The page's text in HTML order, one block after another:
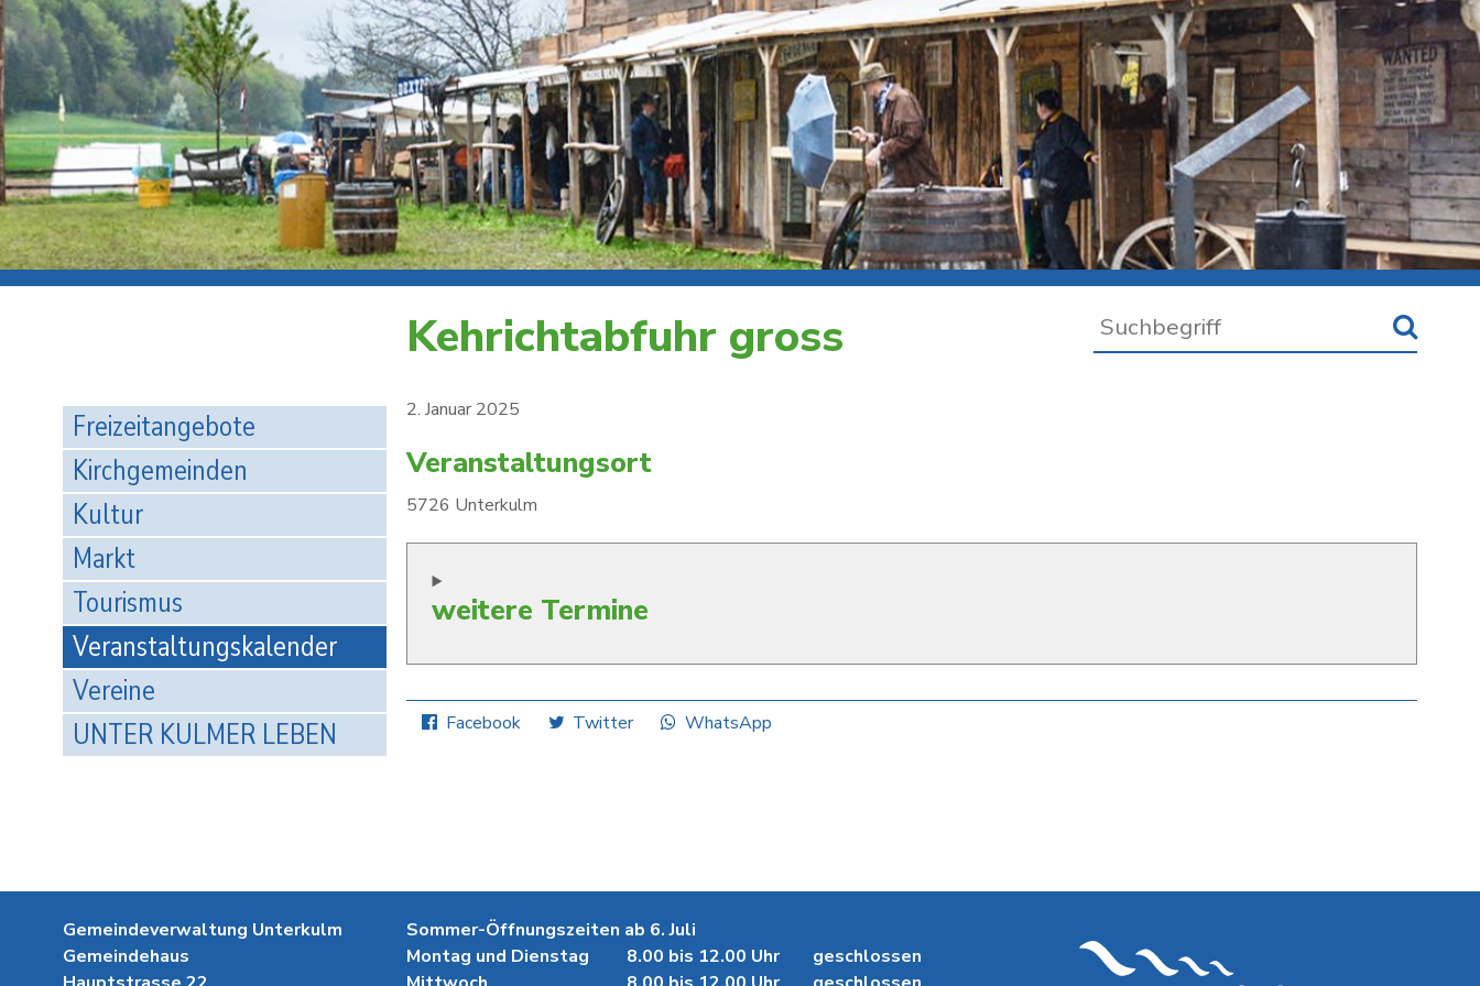
Freizeitangebote
Kirchgemeinden
Kultur
Markt
Tourismus
Veranstaltungskalender
Vereine
UNTER KULMER LEBEN
Kehrichtabfuhr gross
2. Januar 2025
Veranstaltungsort
5726 Unterkulm
weitere Termine
Facebook Twitter WhatsApp
Gemeindeverwaltung Unterkulm
Gemeindehaus
Sommer-Öffnungszeiten ab 6. Juli
Montag und Dienstag
8.00 bis 12.00 Uhr
geschlossen